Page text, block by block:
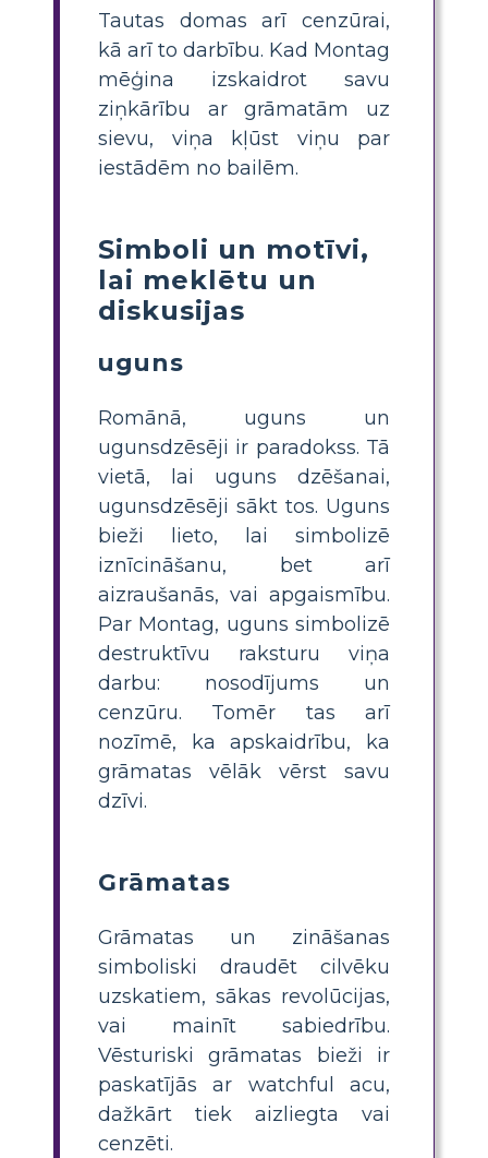
Tautas domas arī cenzūrai,
kā arī to darbību. Kad Montag
mēģina izskaidrot savu
ziņkārību ar grāmatām uz
sievu, viņa kļūst viņu par
iestādēm no bailēm.
Simboli un motīvi,
lai meklētu un
diskusijas
uguns
Romānā, uguns un
ugunsdzēsēji ir paradokss. Tā
vietā, lai uguns dzēšanai,
ugunsdzēsēji sākt tos. Uguns
bieži lieto, lai simbolizē
iznīcināšanu, bet arī
aizraušanās, vai apgaismību.
Par Montag, uguns simbolizē
destruktīvu raksturu viņa
darbu: nosodījums un
cenzūru. Tomēr tas arī
nozīmē, ka apskaidrību, ka
grāmatas vēlāk vērst savu
dzīvi.
Grāmatas
Grāmatas un zināšanas
simboliski draudēt cilvēku
uzskatiem, sākas revolūcijas,
vai mainīt sabiedrību.
Vēsturiski grāmatas bieži ir
paskatījās ar watchful acu,
dažkārt tiek aizliegta vai
cenzēti.